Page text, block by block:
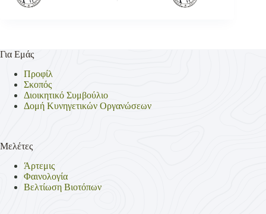
Για Εμάς
Προφίλ
Σκοπός
Διοικητικό Συμβούλιο
Δομή Κυνηγετικών Οργανώσεων
Μελέτες
Άρτεμις
Φαινολογία
Βελτίωση Βιοτόπων